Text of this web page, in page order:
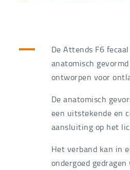
De Attends F6
anatomisch
ontworpen voor
De anatomisch
een uitstekende en
aansluiting op het
Het verband kan in
ondergoed